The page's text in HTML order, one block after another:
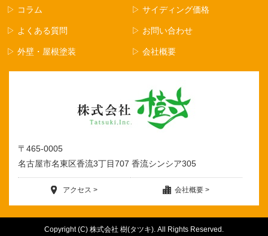
▷ コラム ▷ サイディング価格
▷ よくある質問 ▷ お問い合わせ
▷ 外壁・屋根塗装 ▷ 会社概要
〒465-0005
名古屋市名東区香流3丁目707 香流シンシア305
アクセス > 会社概要 >
Copyright (C) 株式会社 樹(タツキ). All Rights Reserved.